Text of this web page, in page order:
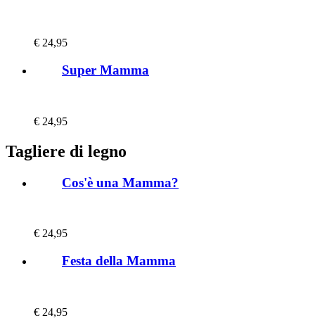
€ 24,95
Super Mamma
€ 24,95
Tagliere di legno
Cos'è una Mamma?
€ 24,95
Festa della Mamma
€ 24,95